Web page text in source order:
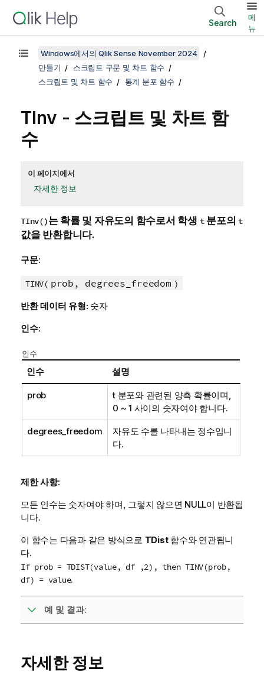
Search
메
뉴
Windows에서의 Qlik Sense November 2024
만들기
스크립트 구문 및 차트 함수
스크립트 및 차트 함수
통계 분포 함수
TInv - 스크립트 및 차트 함
수
이 페이지에서
자세한 정보
TInv()는 확률 및 자유도의 함수로서 학생 t분포의 t
값을 반환합니다.
구문:
TINV( prob, degrees_freedom )
반환 데이터 유형: 숫자
인수:
인수
인수 설명
prob
t 분포와 관련된 양측 확률이며,
0 ~ 1 사이의 숫자여야 합니다.
degrees_freedom
자유도 수를 나타내는 정수입니
다.
제한 사항:
모든 인수는 숫자여야 하며, 그렇지 않으면 NULL이 반환됩
니다.
이 함수는 다음과 같은 방식으로 TDist함수와 연관됩니
다.
If prob = TDIST(value, df ,2), then TINV(prob,
df) = value.
예 및 결과:
자세한 정보